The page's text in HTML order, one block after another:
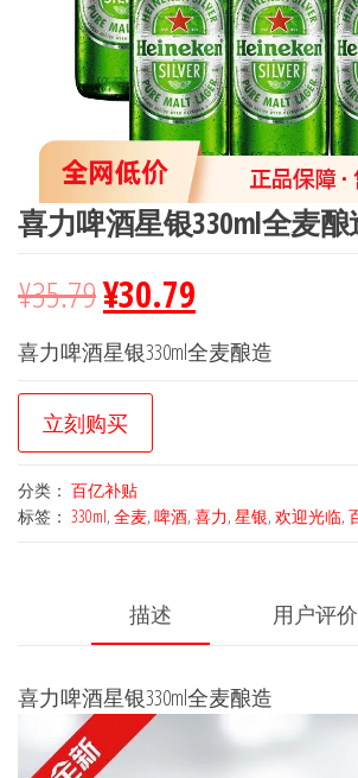
喜力啤酒星银330ml全麦酿
¥35.79¥30.79
喜力啤酒星银330ml全麦酿造
立刻购买
分类： 百亿补贴
标签： 330ml, 全麦, 啤酒, 喜力, 星银, 欢迎光临,
描述 用户评价
喜力啤酒星银330ml全麦酿造